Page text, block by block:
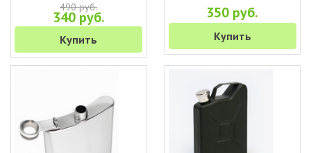
490 руб.
340 руб.
Купить
350 руб.
Купить